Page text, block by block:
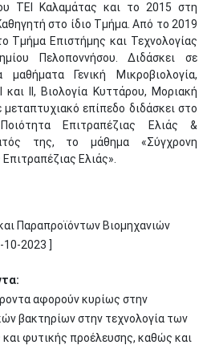
ΤΕΙ Καλαμάτας και το 2015 στη
στο ίδιο Τμήμα. Από το 2019
Τμήμα Επιστήμης και Τεχνολογίας
Πελοποννήσου. Διδάσκει σε
Γενική Μικροβιολογία,
ΙΙ, Βιολογία Κυττάρου, Μοριακή
μεταπτυχιακό επίπεδο διδάσκει στο
Επιτραπέζιας Ελιάς &
της, το μάθημα «Σύγχρονη
Ελιάς».
Παραπροϊόντων Βιομηχανιών
2023 ]
αφορούν κυρίως στην
βακτηρίων στην τεχνολογία των
φυτικής προέλευσης, καθώς και